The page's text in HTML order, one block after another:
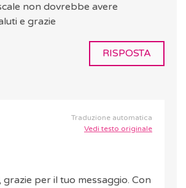
non dovrebbe avere
e grazie
RISPOSTA
Traduzione automatica
Vedi testo originale
grazie per il tuo messaggio. Con